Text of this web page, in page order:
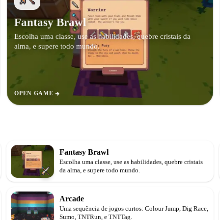
Fantasy Brawl
Escolha uma classe, use as habilidades, quebre cristais da
alma, e supere todo mundo.
OPEN GAME
Fantasy Brawl
Escolha uma classe, use as habilidades, quebre cristais
da alma, e supere todo mundo.
Arcade
Uma sequência de jogos curtos: Colour Jump, Dig Race,
Sumo, TNTRun, e TNTTag.